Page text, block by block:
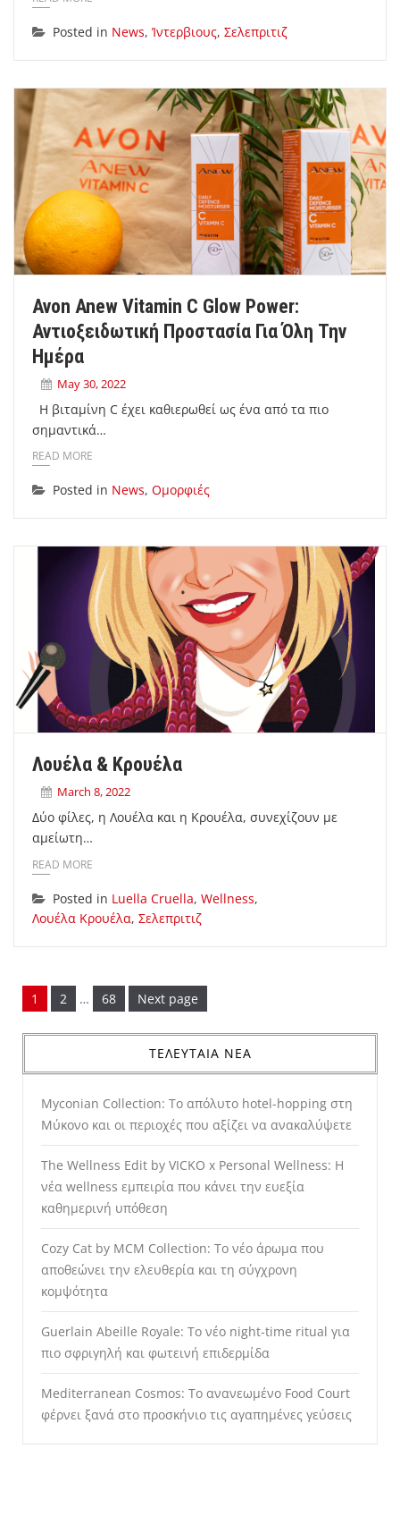
Posted in News, Ίντερβιους, Σελεπριτιζ
Avon Anew Vitamin C Glow Power:
Αντιοξειδωτική Προστασία Για Όλη Την
Ημέρα
May 30, 2022
Η βιταμίνη C έχει καθιερωθεί ως ένα από τα πιο
σημαντικά…
READ MORE
Posted in News, Ομορφιές
Λουέλα & Κρουέλα
March 8, 2022
Δύο φίλες, η Λουέλα και η Κρουέλα, συνεχίζουν με
αμείωτη…
READ MORE
Posted in Luella Cruella, Wellness,
Λουέλα Κρουέλα, Σελεπριτιζ
Page
1 Page
2 … Page
68 Next page
ΤΕΛΕΥΤΑΙΑ ΝΕΑ
Myconian Collection: Το απόλυτο hotel-hopping στη
Μύκονο και οι περιοχές που αξίζει να ανακαλύψετε
The Wellness Edit by VICKO x Personal Wellness: Η
νέα wellness εμπειρία που κάνει την ευεξία
καθημερινή υπόθεση
Cozy Cat by MCM Collection: Το νέο άρωμα που
αποθεώνει την ελευθερία και τη σύγχρονη
κομψότητα
Guerlain Abeille Royale: Το νέο night-time ritual για
πιο σφριγηλή και φωτεινή επιδερμίδα
Mediterranean Cosmos: Το ανανεωμένο Food Court
φέρνει ξανά στο προσκήνιο τις αγαπημένες γεύσεις